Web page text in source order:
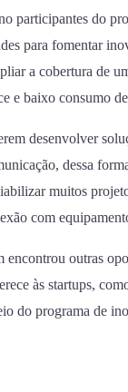
participantes do
para fomentar
a cobertura de
e baixo consumo
desenvolver
dessa
muitos
com
encontrou outras
às startups,
do programa de